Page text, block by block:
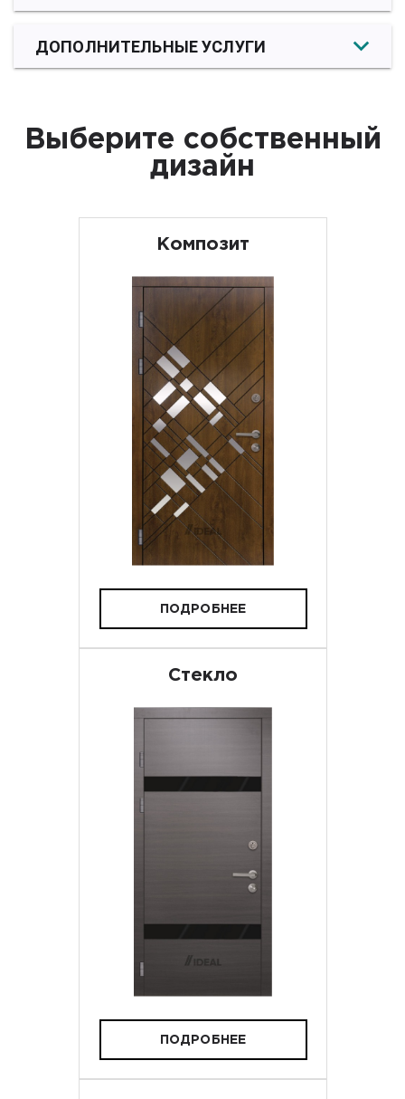
ДОПОЛНИТЕЛЬНЫЕ УСЛУГИ
Выберите собственный
дизайн
Композит
ПОДРОБНЕЕ
Стекло
ПОДРОБНЕЕ